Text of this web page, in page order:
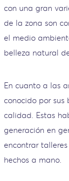
con una gran
de la zona son
el medio
belleza natural
En cuanto a las
conocido por sus
calidad. Estas
generación en
encontrar
hechos a mano.